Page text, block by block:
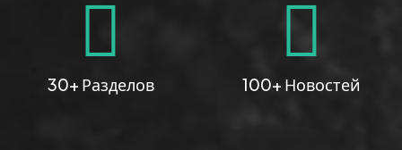
30+ Разделов 100+ Новостей